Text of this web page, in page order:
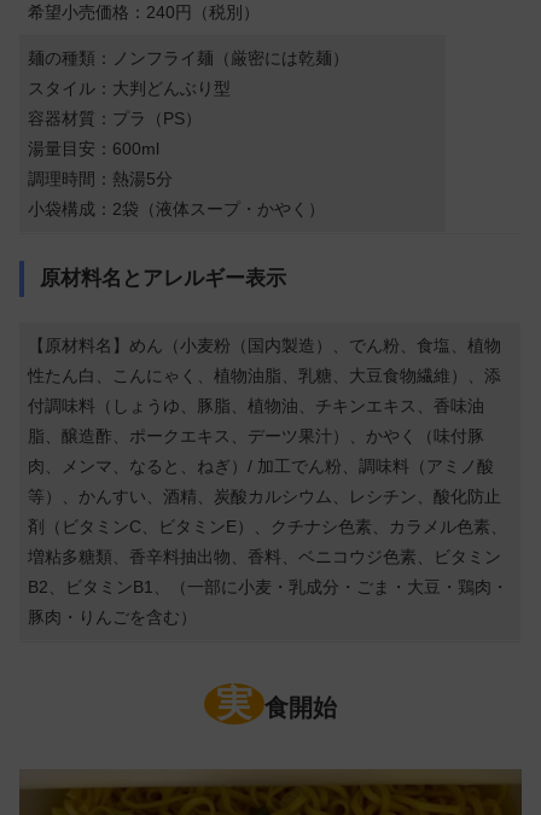
希望小売価格：240円（税別）
麺の種類：ノンフライ麺（厳密には乾麺）
スタイル：大判どんぶり型
容器材質：プラ（PS）
湯量目安：600ml
調理時間：熱湯5分
小袋構成：2袋（液体スープ・かやく）
原材料名とアレルギー表示
【原材料名】めん（小麦粉（国内製造）、でん粉、食塩、植物
性たん白、こんにゃく、植物油脂、乳糖、大豆食物繊維）、添
付調味料（しょうゆ、豚脂、植物油、チキンエキス、香味油
脂、醸造酢、ポークエキス、デーツ果汁）、かやく（味付豚
肉、メンマ、なると、ねぎ）/ 加工でん粉、調味料（アミノ酸
等）、かんすい、酒精、炭酸カルシウム、レシチン、酸化防止
剤（ビタミンC、ビタミンE）、クチナシ色素、カラメル色素、
増粘多糖類、香辛料抽出物、香料、ベニコウジ色素、ビタミン
B2、ビタミンB1、（一部に小麦・乳成分・ごま・大豆・鶏肉・
豚肉・りんごを含む）
実 食開始